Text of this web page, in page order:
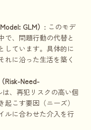
GLM） : このモデ
で、問題行動の代替と
しています。具体的に
れに沿った生活を築く
Risk-Need-
は、再犯リスクの高い個
こす要因（ニーズ）
ルに合わせた介入を行